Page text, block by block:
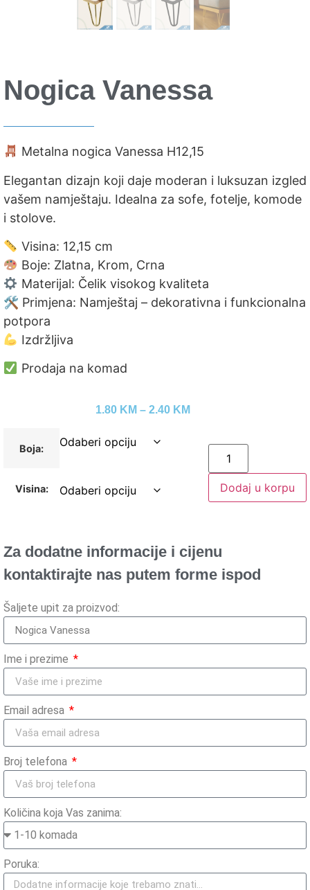
Nogica Vanessa
Metalna nogica Vanessa H12,15
Elegantan dizajn koji daje moderan i luksuzan izgled
vašem namještaju. Idealna za sofe, fotelje, komode
i stolove.
Visina: 12,15 cm
Boje: Zlatna, Krom, Crna
Materijal: Čelik visokog kvaliteta
🛠 Primjena: Namještaj – dekorativna i funkcionalna
potpora
Izdržljiva
Prodaja na komad
1.80 KM – 2.40 KM
Boja:
Visina: Dodaj u korpu
Za dodatne informacije i cijenu
kontaktirajte nas putem forme ispod
Šaljete upit za proizvod:
Ime i prezime
Email adresa
Broj telefona
Količina koja Vas zanima:
Poruka: